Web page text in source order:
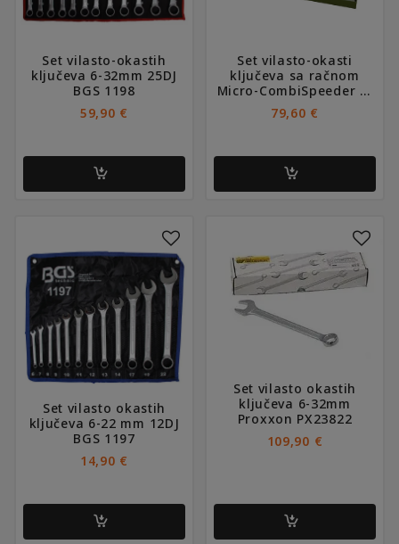
Set vilasto-okastih
ključeva 6-32mm 25DJ
BGS 1198
59,90 €
Set vilasto-okasti
ključeva sa račnom
Micro-CombiSpeeder 8-
19mm Proxxon PX23275
79,60 €
Set vilasto okastih
ključeva 6-22 mm 12DJ
BGS 1197
14,90 €
Set vilasto okastih
ključeva 6-32mm
Proxxon PX23822
109,90 €